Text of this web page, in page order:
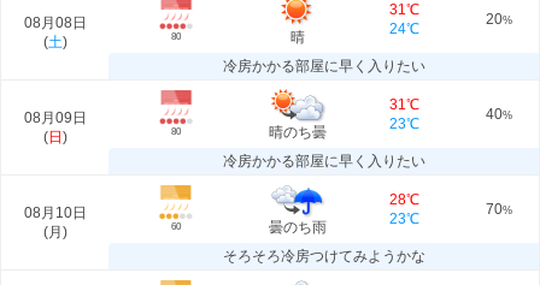
08月08日
(土) 80 晴
31℃
24℃
20%
冷房かかる部屋に早く入りたい
08月09日
(日 ) 80 晴のち曇
31℃
23℃
40%
冷房かかる部屋に早く入りたい
08月10日
(月 ) 60 曇のち雨
28℃
23℃
70%
そろそろ冷房つけてみようかな